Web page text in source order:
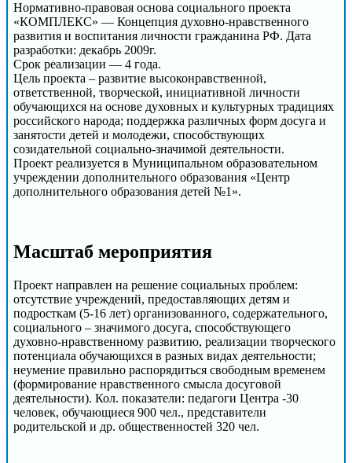
Нормативно-правовая основа социального проекта
«КОМПЛЕКС» — Концепция духовно-нравственного
развития и воспитания личности гражданина РФ. Дата
разработки: декабрь 2009г.
Срок реализации — 4 года.
Цель проекта – развитие высоконравственной,
ответственной, творческой, инициативной личности
обучающихся на основе духовных и культурных традициях
российского народа; поддержка различных форм досуга и
занятости детей и молодежи, способствующих
созидательной социально-значимой деятельности.
Проект реализуется в Муниципальном образовательном
учреждении дополнительного образования «Центр
дополнительного образования детей №1».
Масштаб мероприятия
Проект направлен на решение социальных проблем:
отсутствие учреждений, предоставляющих детям и
подросткам (5-16 лет) организованного, содержательного,
социального – значимого досуга, способствующего
духовно-нравственному развитию, реализации творческого
потенциала обучающихся в разных видах деятельности;
неумение правильно распорядиться свободным временем
(формирование нравственного смысла досуговой
деятельности). Кол. показатели: педагоги Центра -30
человек, обучающиеся 900 чел., представители
родительской и др. общественностей 320 чел.